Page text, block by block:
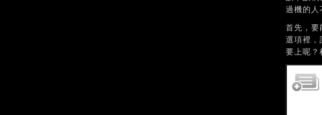
過機的人
首先，要
選項裡，
要上呢？